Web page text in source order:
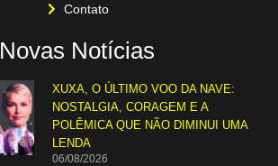
Contato
Novas Notícias
XUXA, O ÚLTIMO VOO DA NAVE:
NOSTALGIA, CORAGEM E A
POLÊMICA QUE NÃO DIMINUI UMA
LENDA
06/08/2026